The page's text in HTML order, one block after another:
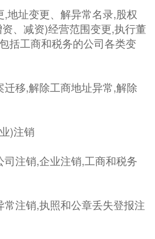
地址变更、解异常名录,股权
、减资)经营范围变更,执行董
括工商和税务的公司各类变
移,解除工商地址异常,解除
)注销
司注销,企业注销,工商和税务
注销,执照和公章丢失登报注